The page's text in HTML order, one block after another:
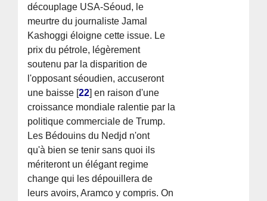
découplage USA-Séoud, le
meurtre du journaliste Jamal
Kashoggi éloigne cette issue. Le
prix du pétrole, légèrement
soutenu par la disparition de
l'opposant séoudien, accuseront
une baisse [22] en raison d'une
croissance mondiale ralentie par la
politique commerciale de Trump.
Les Bédouins du Nedjd n'ont
qu'à bien se tenir sans quoi ils
mériteront un élégant regime
change qui les dépouillera de
leurs avoirs, Aramco y compris. On